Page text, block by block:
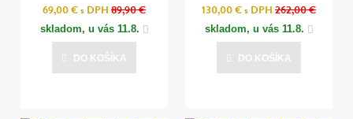
69,00 €s DPH 89,90 €
skladom, u vás 11.8.
DO KOŠÍKA
130,00 €s DPH 262,00 €
skladom, u vás 11.8.
DO KOŠÍKA